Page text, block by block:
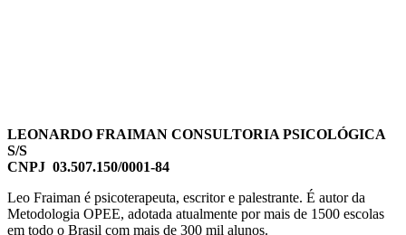
LEONARDO FRAIMAN CONSULTORIA PSICOLÓGICA
S/S
CNPJ 03.507.150/0001-84
Leo Fraiman é psicoterapeuta, escritor e palestrante. É autor da
Metodologia OPEE, adotada atualmente por mais de 1500 escolas
em todo o Brasil com mais de 300 mil alunos.